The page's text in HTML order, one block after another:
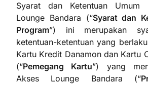
Syarat dan Ketentuan Umum
Lounge Bandara (“Syarat dan
Program”) ini merupakan
ketentuan-ketentuan yang
Kartu Kredit Danamon dan Kartu
(“Pemegang Kartu”) yang
Akses Lounge Bandara (“